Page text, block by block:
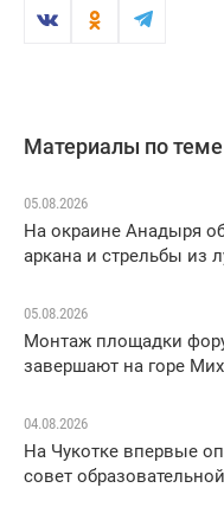
Материалы по теме
05.08.2026
На окраине Анадыря
аркана и стрельбы из
05.08.2026
Монтаж площадки
завершают на горе
04.08.2026
На Чукотке впервые
совет